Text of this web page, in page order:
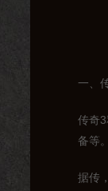
一、
传奇
备等
据传